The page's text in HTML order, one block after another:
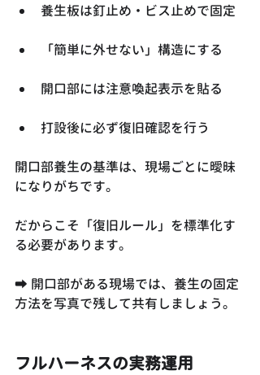
養生板は釘止め・ビス止めで固定
「簡単に外せない」構造にする
開口部には注意喚起表示を貼る
打設後に必ず復旧確認を行う
開口部養生の基準は、現場ごとに曖昧
になりがちです。
だからこそ「復旧ルール」を標準化す
る必要があります。
➡ 開口部がある現場では、養生の固定
方法を写真で残して共有しましょう。
フルハーネスの実務運用